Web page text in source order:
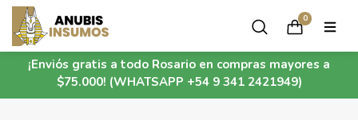
¡Enviós gratis a todo Rosario en compras mayores a
$75.000! (WHATSAPP +54 9 341 2421949)
0